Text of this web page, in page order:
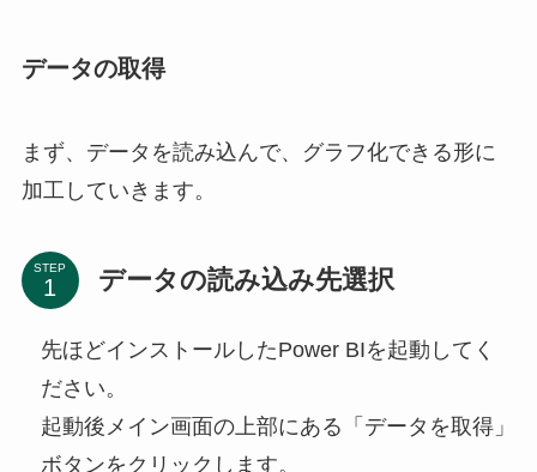
データの取得
まず、データを読み込んで、グラフ化できる形に
加工していきます。
STEP データの読み込み先選択
先ほどインストールしたPower BIを起動してく
ださい。
起動後メイン画面の上部にある「データを取得」
ボタンをクリックします。